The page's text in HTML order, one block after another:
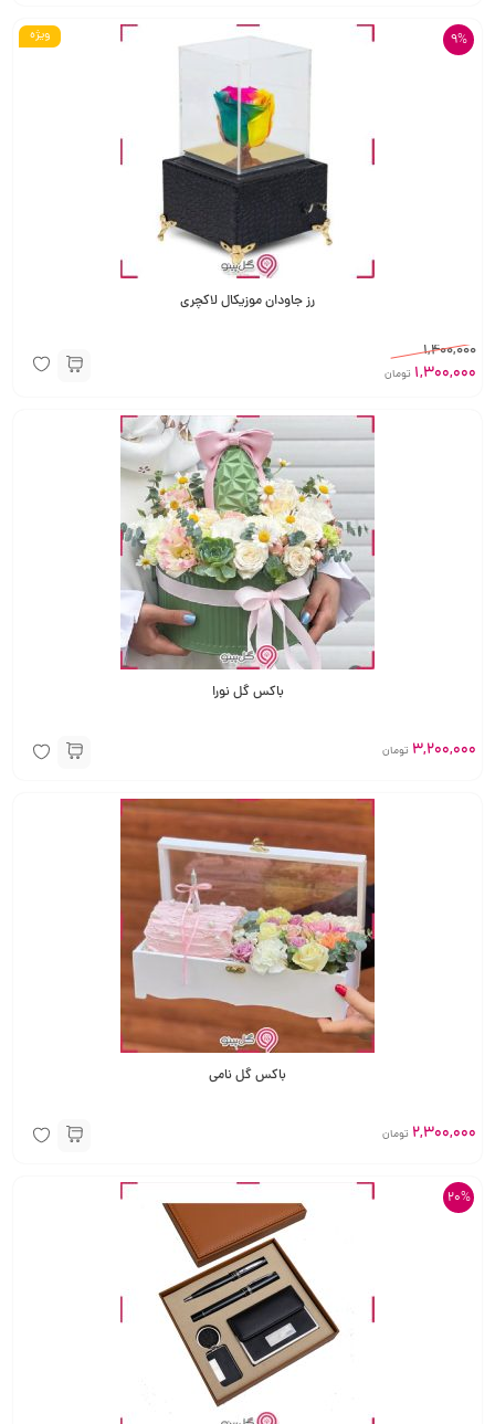
ویژه 9%
رز جاودان موزیکال لاکچری
1,400,000
1,300,000 تومان
باکس گل نورا
3,200,000 تومان
باکس گل نامی
2,300,000 تومان
20%